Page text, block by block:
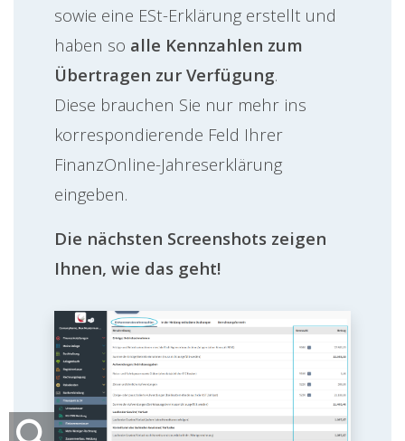
sowie eine ESt-Erklärung erstellt und
haben so alle Kennzahlen zum
Übertragen zur Verfügung.
Diese brauchen Sie nur mehr ins
korrespondierende Feld Ihrer
FinanzOnline-Jahreserklärung
eingeben.
Die nächsten Screenshots zeigen
Ihnen, wie das geht!